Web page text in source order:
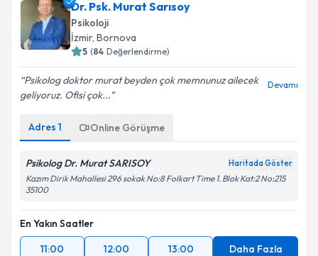
Dr. Psk. Murat Sarısoy
Psikoloji
İzmir, Bornova
5 (84 Değerlendirme)
Psikolog doktor murat beyden çok memnunuz ailecek
geliyoruz. Ofisi çok...
Devamı
Adres 1 Online Görüşme
Psikolog Dr. Murat SARISOY Haritada Göster
Kazım Dirik Mahallesi 296 sokak No:8 Folkart Time 1. Blok Kat:2 No:215
35100
En Yakın Saatler
11:00
12:00 13:00 Daha Fazla